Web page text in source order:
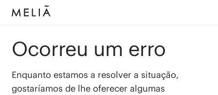
Ocorreu um erro
Enquanto estamos a resolver a situação,
gostaríamos de lhe oferecer algumas